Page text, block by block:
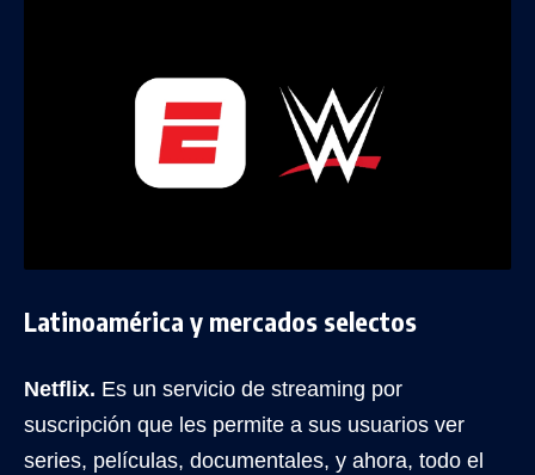
Latinoamérica y mercados selectos
Netflix. Es un servicio de streaming por
suscripción que les permite a sus usuarios ver
series, películas, documentales, y ahora, todo el